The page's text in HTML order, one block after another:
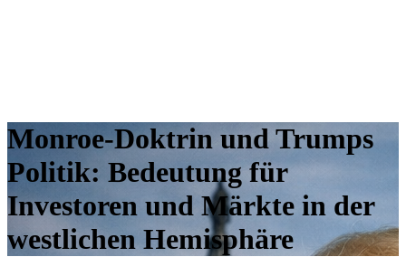
Monroe-Doktrin und Trumps
Politik: Bedeutung für
Investoren und Märkte in der
westlichen Hemisphäre